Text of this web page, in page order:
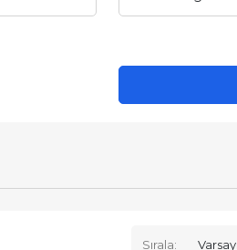
Sırala: